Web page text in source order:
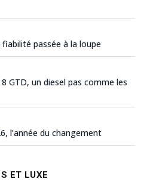
passée à la loupe
GTD, un diesel pas comme les
l’année du changement
ET LUXE